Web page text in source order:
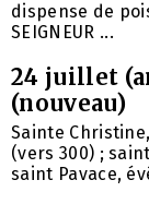
dispense de
SEIGNEUR ...
24 juillet
(nouveau)
Sainte
(vers 300) ;
saint Pavace,